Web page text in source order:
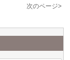
次のページ>